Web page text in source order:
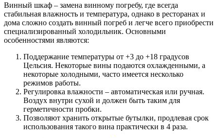
Винный шкаф – замена винному погребу, где всегда
стабильная влажность и температура, однако в ресторанах и
дома сложно создать винный погреб и легче всего приобрести
специализированный холодильник. Основными
особенностями являются:
Поддержание температуры от +3 до +18 градусов
Цельсия. Некоторые вины подаются охлажденными, а
некоторые холодными, часто имеется несколько
режимов работы.
Регулировка влажности – автоматическая или ручная.
Воздух внутри сухой и должен быть таким для
герметичности пробки.
Позволяют хранить открытые бутылки, продлевая срок
использования такого вина практически в 4 раза.